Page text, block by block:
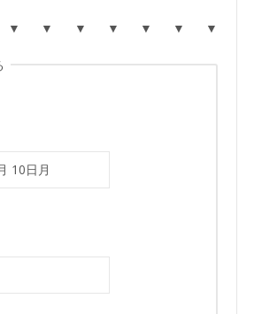
▼ ▼ ▼ ▼ ▼ ▼ ▼